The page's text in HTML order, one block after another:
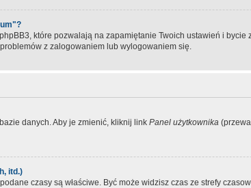
które pozwalają na zapamiętanie Twoich ustawień i
z zalogowaniem lub wylogowaniem się.
danych. Aby je zmienić, kliknij link Panel użytkownika
itd.)
czasy są właściwe. Być może widzisz czas ze strefy